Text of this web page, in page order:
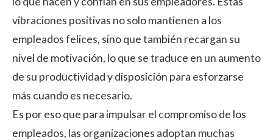
vibraciones positivas no solo mantienen a los
empleados felices, sino que también recargan su
nivel de motivación, lo que se traduce en un aumento
de su productividad y disposición para esforzarse
más cuando es necesario.
Es por eso que para impulsar el compromiso de los
empleados, las organizaciones adoptan muchas